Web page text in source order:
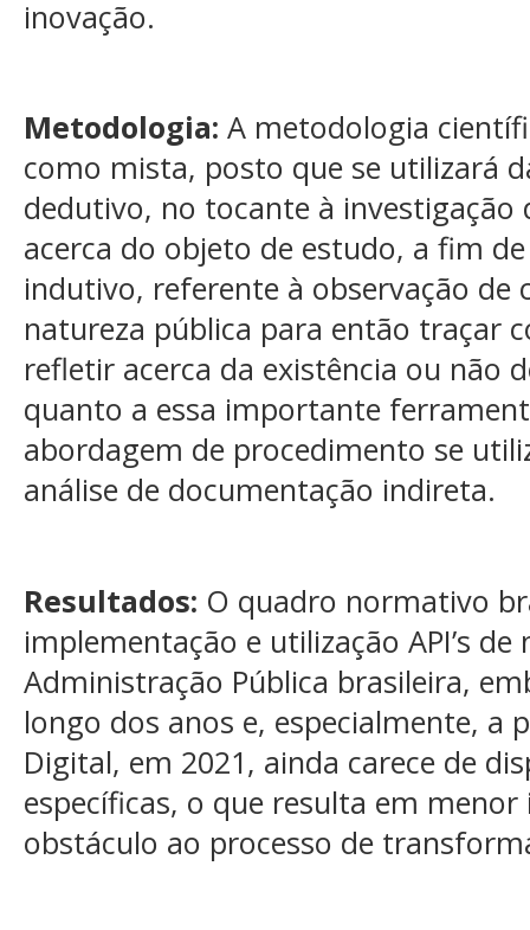
inovação.
Metodologia: A metodologia
como mista, posto que se utilizará
dedutivo, no tocante à investigação
acerca do objeto de estudo, a fim
indutivo, referente à observação de
natureza pública para então traçar
refletir acerca da existência ou não
quanto a essa importante
abordagem de procedimento se
análise de documentação indireta.
Resultados: O quadro normativo
implementação e utilização API’s
Administração Pública brasileira,
longo dos anos e, especialmente, a
Digital, em 2021, ainda carece de
específicas, o que resulta em
obstáculo ao processo de